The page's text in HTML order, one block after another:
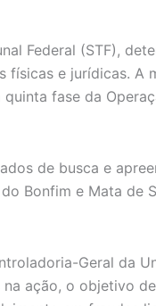
Federal (STF),
físicas e jurídicas. A
fase da
de busca e
Bonfim e Mata de
Geral da
ação, o objetivo